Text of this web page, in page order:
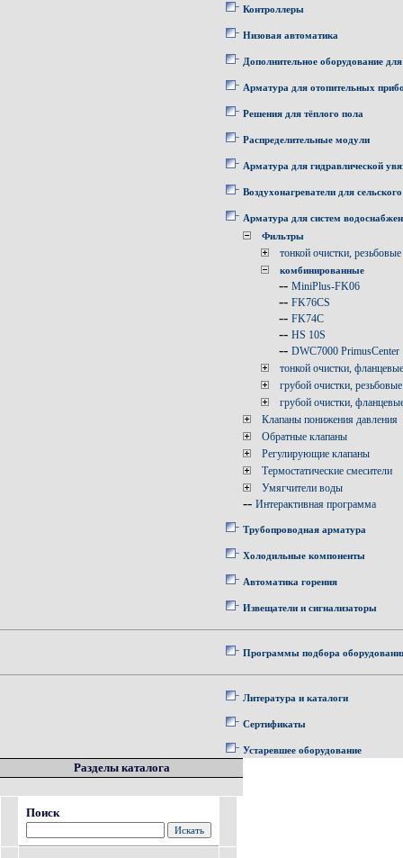
Контроллеры
Низовая автоматика
Дополнительное оборудование
Арматура для отопительных
Решения для тёплого пола
Распределительные модули
Арматура для гидравлической
Воздухонагреватели для
Арматура для систем
Фильтры
тонкой очистки, резьбовые
комбинированные
-- MiniPlus-FK06
-- FK76CS
-- FK74C
-- HS 10S
-- DWC7000 PrimusCenter
тонкой очистки, фланцевые
грубой очистки, резьбовые
грубой очистки,
Клапаны понижения давления
Обратные клапаны
Регулирующие клапаны
Термостатические смесители
Умягчители воды
-- Интерактивная программа
Трубопроводная арматура
Холодильные компоненты
Автоматика горения
Извещатели и сигнализаторы
Программы подбора
Литература и каталоги
Сертификаты
Устаревшее оборудование
Разделы каталога
Поиск